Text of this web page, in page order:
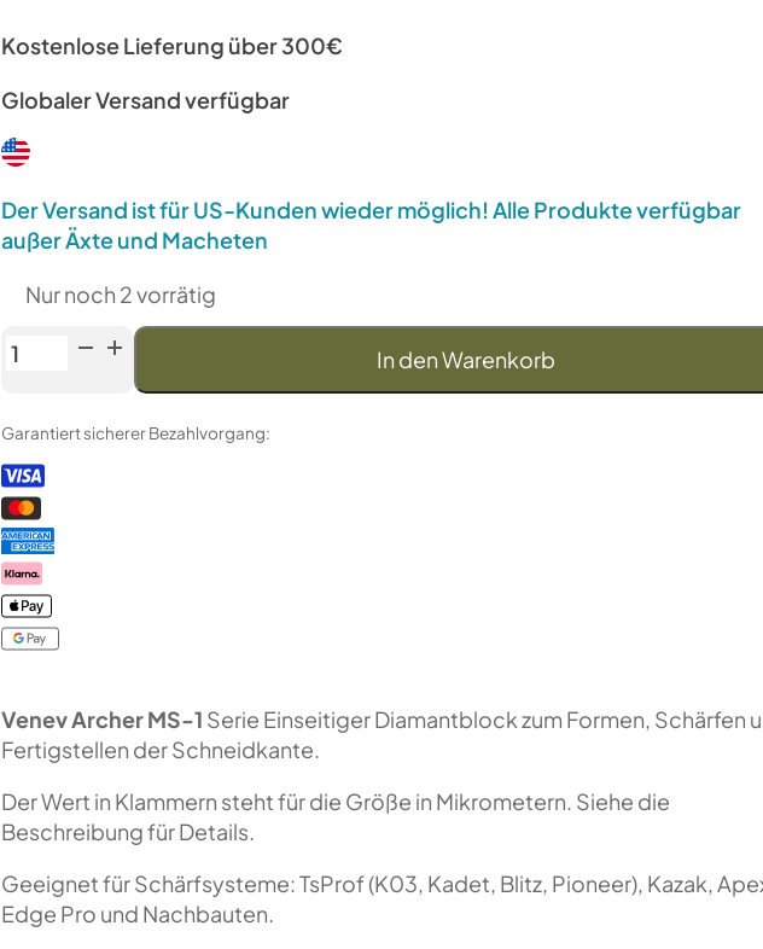
Kostenlose Lieferung über 300€
Globaler Versand verfügbar
Der Versand ist für US-Kunden wieder möglich! Alle Produkte verfügbar
außer Äxte und Macheten
Nur noch 2 vorrätig
Venev
MS-
1
(F150
Fepa-
F)
100%
Menge
In den Warenkorb
Garantiert sicherer Bezahlvorgang:
Venev Archer MS-1 Serie Einseitiger Diamantblock zum Formen, Schärfen
Fertigstellen der Schneidkante.
Der Wert in Klammern steht für die Größe in Mikrometern. Siehe die
Beschreibung für Details.
Geeignet für Schärfsysteme: TsProf (K03, Kadet, Blitz, Pioneer), Kazak,
Edge Pro und Nachbauten.